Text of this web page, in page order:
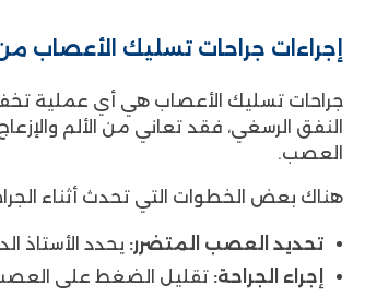
إجراءات جراحات تسليك الأعصاب
جراحات تسليك الأعصاب هي أي عملية
النفق الرسغي، فقد تعاني من الألم
العصب.
هناك بعض الخطوات التي تحدث أثناء
تحديد العصب المتضرر: يحدد الأستاذ
إجراء الجراحة: تقليل الضغط على